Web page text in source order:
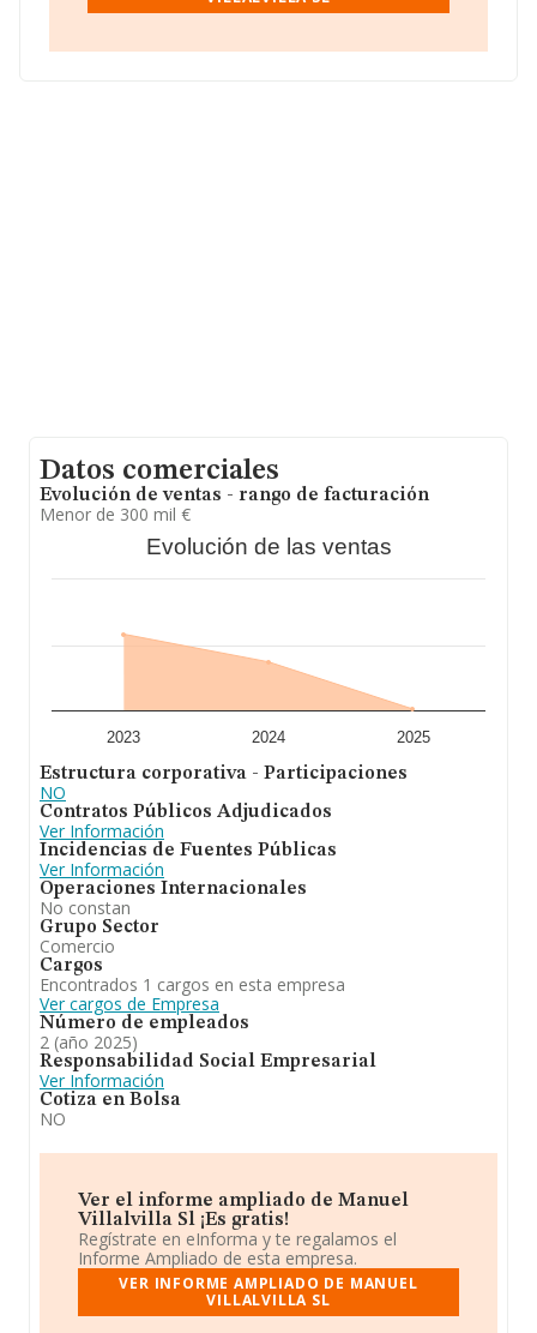
hasta 35.626 empresas, a nivel nacional la facturación
facturación de ventas entre todas las compañías
Datos comerciales
Evolución de ventas - rango de facturación
Menor de 300 mil €
Evolución de las ventas
2023 2024 2025
Estructura corporativa - Participaciones
NO
Contratos Públicos Adjudicados
Ver Información
Incidencias de Fuentes Públicas
Ver Información
Operaciones Internacionales
No constan
Grupo Sector
Comercio
Cargos
Encontrados 1 cargos en esta empresa
Ver cargos de Empresa
Número de empleados
2 (año 2025)
Responsabilidad Social Empresarial
Ver Información
Cotiza en Bolsa
NO
Ver el informe ampliado de Manuel
Villalvilla Sl ¡Es gratis!
Regístrate en eInforma y te regalamos el
Informe Ampliado de esta empresa.
VER INFORME AMPLIADO DE MANUEL
VILLALVILLA SL